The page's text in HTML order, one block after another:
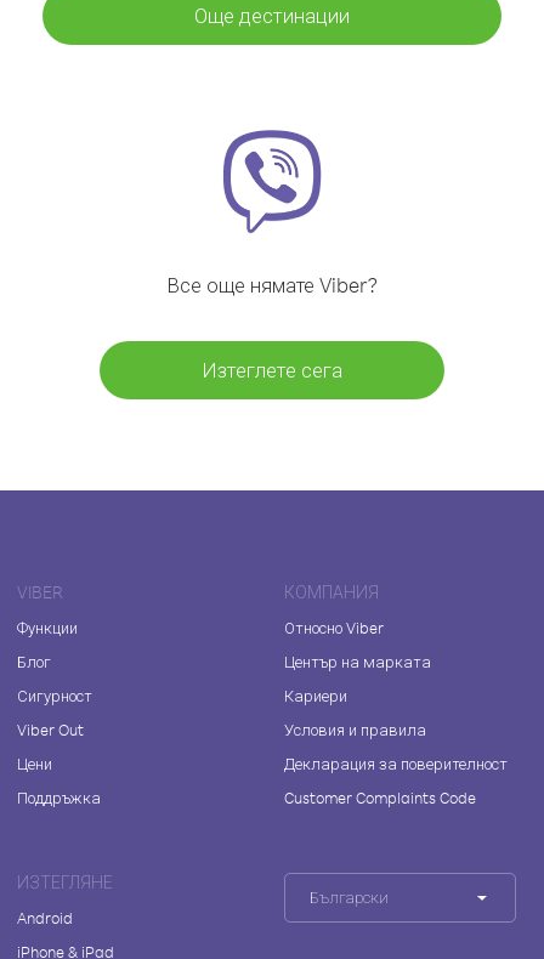
Още дестинации
Все още нямате Viber?
Изтеглете сега
VIBER
Функции
Блог
Сигурност
Viber Out
Цени
Поддръжка
КОМПАНИЯ
Относно Viber
Център на марката
Кариери
Условия и правила
Декларация за поверителност
Customer Complaints Code
ИЗТЕГЛЯНЕ
Android
iPhone & iPad
Български